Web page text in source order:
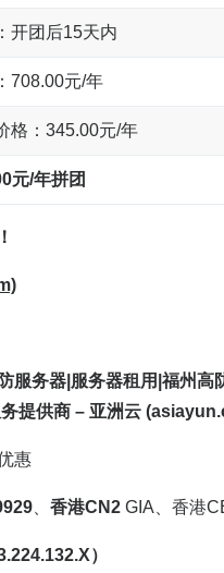
开团后15天内
708.00元/年
格：345.00元/年
元/年拼团
服务器|服务器租用|福州高
提供商 – 亚洲云
惠
、 香港CN2 GIA、香港
）